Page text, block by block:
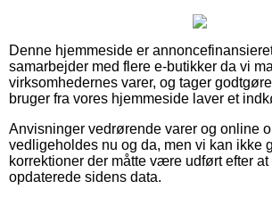
Denne hjemmeside er
samarbejder med flere e-butikker da vi
virksomhedernes varer, og tager
bruger fra vores hjemmeside laver et
Anvisninger vedrørende varer og online
vedligeholdes nu og da, men vi kan ikke
korrektioner der måtte være udført efter
opdaterede sidens data.